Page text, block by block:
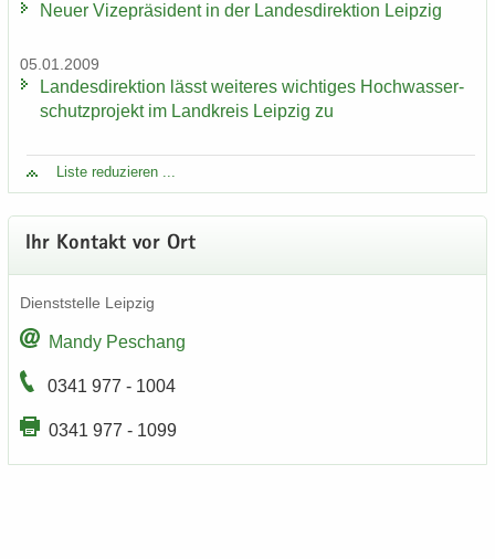
Neuer Vi­ze­prä­si­dent in der Lan­des­di­rek­ti­on Leip­zig
05.01.2009
Lan­des­di­rek­ti­on lässt wei­te­res wich­ti­ges Hoch­was­ser­
schutz­pro­jekt im Land­kreis Leip­zig zu
Liste re­du­zie­ren ...
Ihr Kon­takt vor Ort
Dienst­stel­le Leip­zig
Mandy Peschang
0341 977 - 1004
0341 977 - 1099